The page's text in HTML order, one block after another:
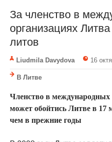
За членство в
организациях
литов
Liudmila Davydova 16
В Литве
Членство в международных
может обойтись Литве в 17
чем в прежние годы